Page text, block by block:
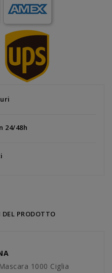
24/48h
PRODOTTO
1000 Ciglia